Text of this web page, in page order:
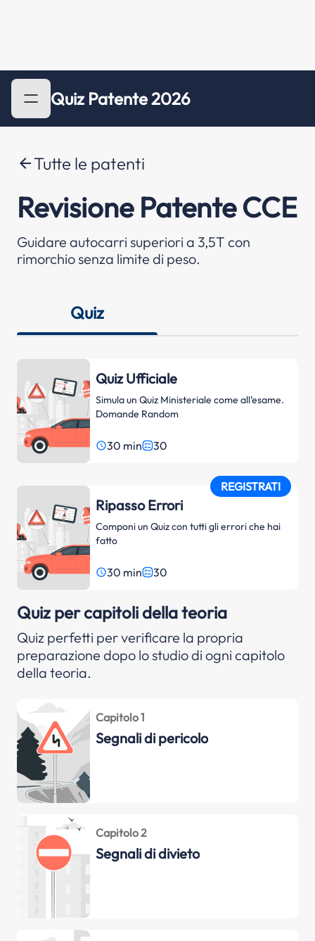
Quiz Patente 2026
arrow_backTutte le patenti
Revisione Patente CCE
Guidare autocarri superiori a 3,5T con
rimorchio senza limite di peso.
Quiz
Quiz Ufficiale
Simula un Quiz Ministeriale come all’esame.
Domande Random
access_time30 min 30
REGISTRATI
Ripasso Errori
Componi un Quiz con tutti gli errori che hai
fatto
access_time30 min 30
Quiz per capitoli della teoria
Quiz perfetti per verificare la propria
preparazione dopo lo studio di ogni capitolo
della teoria.
Capitolo 1
Segnali di pericolo
Capitolo 2
Segnali di divieto